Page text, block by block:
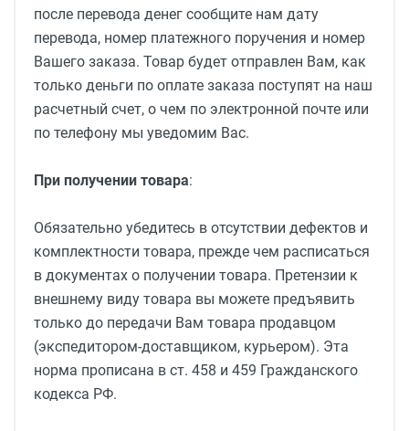
после перевода денег сообщите нам дату
перевода, номер платежного поручения и номер
Вашего заказа. Товар будет отправлен Вам, как
только деньги по оплате заказа поступят на наш
расчетный счет, о чем по электронной почте или
по телефону мы уведомим Вас.
При получении товара:
Обязательно убедитесь в отсутствии дефектов и
комплектности товара, прежде чем расписаться
в документах о получении товара. Претензии к
внешнему виду товара вы можете предъявить
только до передачи Вам товара продавцом
(экспедитором-доставщиком, курьером). Эта
норма прописана в ст. 458 и 459 Гражданского
кодекса РФ.